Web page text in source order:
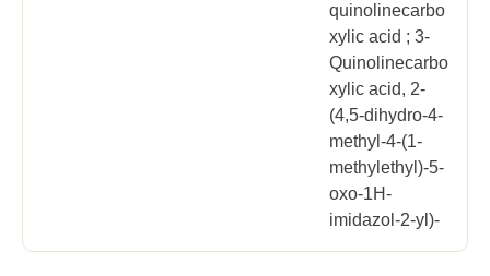
quinolinecarbo
xylic acid ; 3-
Quinolinecarbo
xylic acid, 2-
(4,5-dihydro-4-
methyl-4-(1-
methylethyl)-5-
oxo-1H-
imidazol-2-yl)-